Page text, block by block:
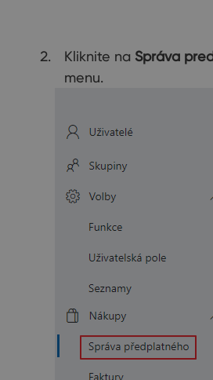
Kliknite na Správa
menu.